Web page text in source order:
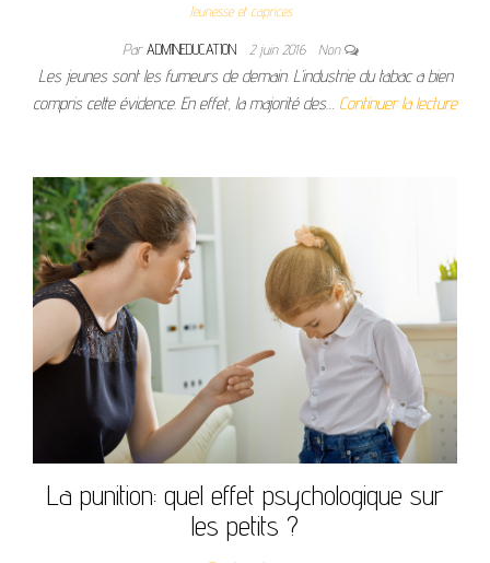
Jeunesse et caprices
ParADMINEDUCATION 2 juin 2016 Non
Les jeunes sont les fumeurs de demain. L’industrie du tabac a bien
compris cette évidence. En effet, la majorité des… Continuer la lecture
La punition: quel effet psychologique sur
les petits ?